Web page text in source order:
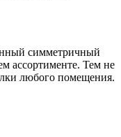
симметричный
ассортименте. Тем не
любого помещения.